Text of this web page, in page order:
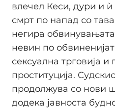
влечел Кеси, дури и ѝ
смрт по напад со
негира обвинувањата
невин по
сексуална трговија
проституција.
продолжува со нови
додека јавноста